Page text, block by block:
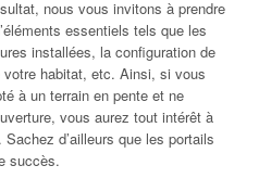
nous vous invitons à prendre
essentiels tels que les
installées, la configuration de
habitat, etc. Ainsi, si vous
à un terrain en pente et ne
vous aurez tout intérêt à
d’ailleurs que les portails
succès.